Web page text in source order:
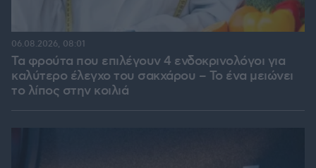
Τα φρούτα που επιλέγουν 4 ενδοκρινολόγοι για
καλύτερο έλεγχο του σακχάρου – Το ένα μειώνει
το λίπος στην κοιλιά
06.08.2026, 08:01